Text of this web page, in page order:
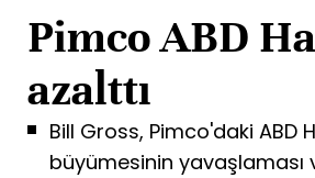
Pimco ABD
azalttı
Bill Gross, Pimco'daki ABD
büyümesinin yavaşlaması